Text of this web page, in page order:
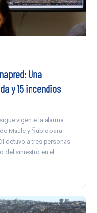
Una
y 15 incendios
vigente la alarma
Maule y Ñuble para
detuvo a tres personas
del siniestro en el